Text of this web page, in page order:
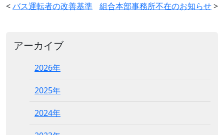
アーカイブ
2026年
2025年
2024年
<バス運転者の改善基準 組合本部事務所不在のお知らせ>